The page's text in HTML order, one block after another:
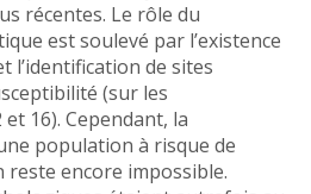
récentes. Le rôle du
est soulevé par l’existence
l’identification de sites
(sur les
16). Cependant, la
population à risque de
reste encore impossible.